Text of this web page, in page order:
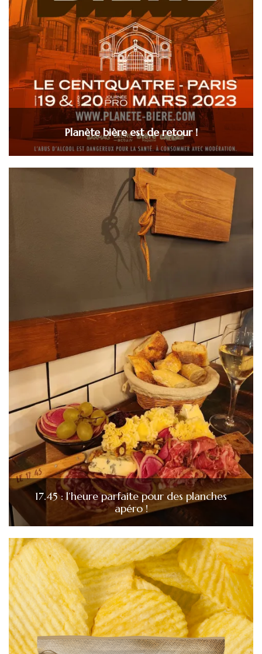
Planète bière est de retour !
17.45 : l’heure parfaite pour des planches
apéro !